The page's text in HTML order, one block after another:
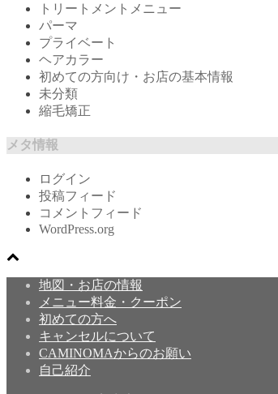
トリートメントメニュー
パーマ
プライベート
ヘアカラー
初めての方向け・お店の基本情報
未分類
縮毛矯正
メタ情報
ログイン
投稿フィード
コメントフィード
WordPress.org
地図・お店の情報
メニュー料金・クーポン
初めての方へ
キャンセルについて
CAMINOMAからのお願い
自己紹介